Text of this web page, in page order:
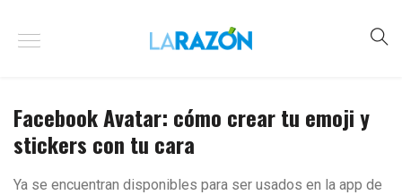
Facebook Avatar: cómo crear tu emoji y
stickers con tu cara
Ya se encuentran disponibles para ser usados en la app de